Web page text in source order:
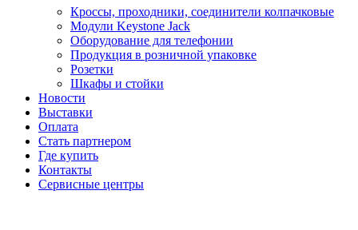
Кроссы, проходники, соединители колпачковые
Модули Keystone Jack
Оборудование для телефонии
Продукция в розничной упаковке
Розетки
Шкафы и стойки
Новости
Выставки
Оплата
Стать партнером
Где купить
Контакты
Сервисные центры